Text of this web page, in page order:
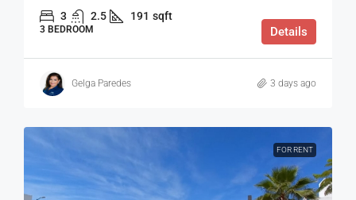
3 2.5 191 sqft
3 BEDROOM Details
Gelga Paredes 3 days ago
FOR RENT